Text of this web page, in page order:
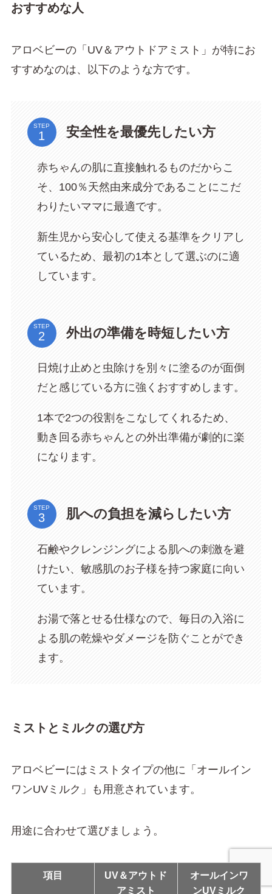
おすすめな人
アロベビーの「UV＆アウトドアミスト」が特にお
すすめなのは、以下のような方です。
STEP 安全性を最優先したい方
赤ちゃんの肌に直接触れるものだからこ
そ、100％天然由来成分であることにこだ
わりたいママに最適です。
新生児から安心して使える基準をクリアし
ているため、最初の1本として選ぶのに適
しています。
STEP 外出の準備を時短したい方
日焼け止めと虫除けを別々に塗るのが面倒
だと感じている方に強くおすすめします。
1本で2つの役割をこなしてくれるため、
動き回る赤ちゃんとの外出準備が劇的に楽
になります。
STEP 肌への負担を減らしたい方
石鹸やクレンジングによる肌への刺激を避
けたい、敏感肌のお子様を持つ家庭に向い
ています。
お湯で落とせる仕様なので、毎日の入浴に
よる肌の乾燥やダメージを防ぐことができ
ます。
ミストとミルクの選び方
アロベビーにはミストタイプの他に「オールイン
ワンUVミルク」も用意されています。
用途に合わせて選びましょう。
項目
UV＆アウトド
アミスト
オールインワ
ンUVミルク